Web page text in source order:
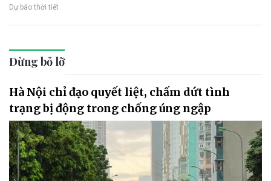
Dự báo thời tiết
Đừng bỏ lỡ
Hà Nội chỉ đạo quyết liệt, chấm dứt tình
trạng bị động trong chống úng ngập